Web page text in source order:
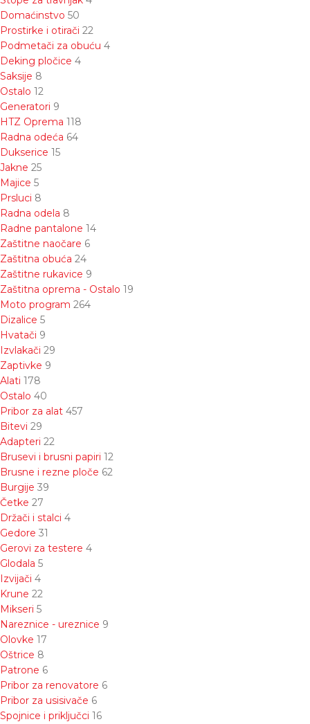
Domaćinstvo 50
Prostirke i otirači 22
Podmetači za obuću 4
Deking pločice 4
Saksije 8
Ostalo 12
Generatori 9
HTZ Oprema 118
Radna odeća 64
Dukserice 15
Jakne 25
Majice 5
Prsluci 8
Radna odela 8
Radne pantalone 14
Zaštitne naočare 6
Zaštitna obuća 24
Zaštitne rukavice 9
Zaštitna oprema - Ostalo 19
Moto program 264
Dizalice 5
Hvatači 9
Izvlakači 29
Zaptivke 9
Alati 178
Ostalo 40
Pribor za alat 457
Bitevi 29
Adapteri 22
Brusevi i brusni papiri 12
Brusne i rezne ploče 62
Burgije 39
Četke 27
Držači i stalci 4
Gedore 31
Gerovi za testere 4
Glodala 5
Izvijači 4
Krune 22
Mikseri 5
Nareznice - ureznice 9
Olovke 17
Oštrice 8
Patrone 6
Pribor za renovatore 6
Pribor za usisivače 6
Spojnice i priključci 16